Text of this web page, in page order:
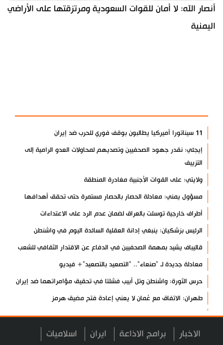
أنصار الله: لا أمان للقوات السعودية ومرتزقتها على الأراضي
اليمنية
11 سيناتورا أميركيا يطالبون بوقف فوري للحرب ضد إيران
إيجئي: نقدر جهود الصحفيين وتصديهم لمحاولات العدو الرامية إلى
التزييف
ولايتي: على القوات الأجنبية مغادرة المنطقة
مسؤول يمني: معادلة الحصار بالحصار مستمرة حتى تحقق أهدافها
أطراف خارجية توسلت بالعراق لضمان عدم الرد على الاعتداءات
الرئيس بزشكيان: ينبغي إدانة العقلية السائدة اليوم في واشنطن
قاليباف يشيد بمهمة الصحفيين في الدفاع عن الاقتدار الثقافي للشعب
معادلة جديدة لـ "صنعاء".. "التصعيد بالتصعيد"+ فيديو
حرس الثورة: واشنطن وتل أبيب فشلتا في تحقيق مؤامراتهما ضد إيران
طهران: الاتفاق مع عُمان لا يعني إعادة فتح مضيق هرمز
أنصار الله: لا أمان للقوات السعودية ومرتزقتها على الأراضي اليمنية
الرئيس بزشكيان: لن نخضع للضغوط والترهيب
الاخبار برامج الاذاعة ايران اسلاميات